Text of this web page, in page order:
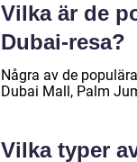
Vilka är de
Dubai-resa?
Några av de
Dubai Mall, Palm
Vilka typer